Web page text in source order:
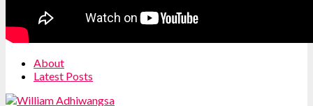
About
Latest Posts